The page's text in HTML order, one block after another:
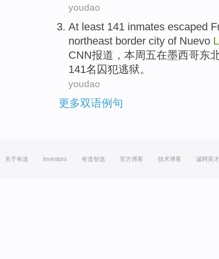
youdao
At least 141 inmates escaped
northeast border city of Nuevo
CNN报道 ， 本周五在墨西哥东
141名囚犯逃狱。
youdao
更多双语例句
关于有道 Investors 有道智选 官方博客 技术博客 诚聘英才